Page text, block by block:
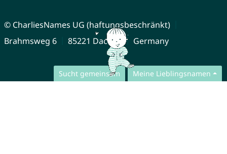
Sucht gemeinsam Meine Lieblingsnamen
© CharliesNames UG (haftungsbeschränkt)
Brahmsweg 6
85221 Dachau Germany